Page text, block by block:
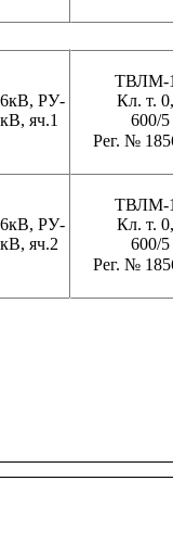
РУ-
яч.1
ТВЛМ-
Кл. т.
600/5
Рег. №
РУ-
яч.2
ТВЛМ-
Кл. т.
600/5
Рег. №